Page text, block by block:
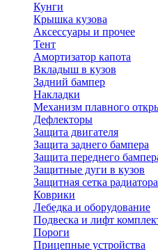
Кунги
Крышка кузова
Аксессуары и прочее
Тент
Амортизатор капота
Вкладыш в кузов
Задний бампер
Накладки
Механизм плавного
Дефлекторы
Защита двигателя
Защита заднего бампера
Защита переднего
Защитные дуги в кузов
Защитная сетка радиатора
Коврики
Лебедка и оборудование
Подвеска и лифт
Пороги
Прицепные устройства